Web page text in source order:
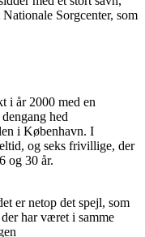
Sorgcenter, som
i år 2000 med en
hed
i København. I
og seks frivillige, der
og 30 år.
er netop det spejl, som
har været i samme